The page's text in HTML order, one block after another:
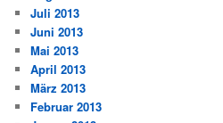
Juli 2013
Juni 2013
Mai 2013
April 2013
März 2013
Februar 2013